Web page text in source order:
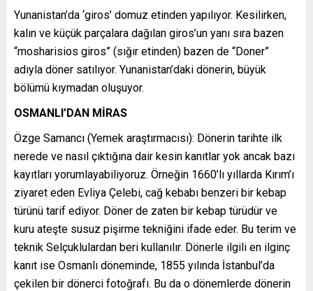
Yunanistan’da ‘giros’ domuz etinden yapılıyor. Kesilirken,
kalın ve küçük parçalara dağılan giros’un yanı sıra bazen
“mosharisios giros” (sığır etinden) bazen de “Doner”
adıyla döner satılıyor. Yunanistan’daki dönerin, büyük
bölümü kıymadan oluşuyor.
OSMANLI’DAN MİRAS
Özge Samancı (Yemek araştırmacısı): Dönerin tarihte ilk
nerede ve nasıl çıktığına dair kesin kanıtlar yok ancak bazı
kayıtları yorumlayabiliyoruz. Örneğin 1660’lı yıllarda Kırım’ı
ziyaret eden Evliya Çelebi, cağ kebabı benzeri bir kebap
türünü tarif ediyor. Döner de zaten bir kebap türüdür ve
kuru ateşte susuz pişirme tekniğini ifade eder. Bu terim ve
teknik Selçuklulardan beri kullanılır. Dönerle ilgili en ilginç
kanıt ise Osmanlı döneminde, 1855 yılında İstanbul’da
çekilen bir dönerci fotoğrafı. Bu da o dönemlerde dönerin